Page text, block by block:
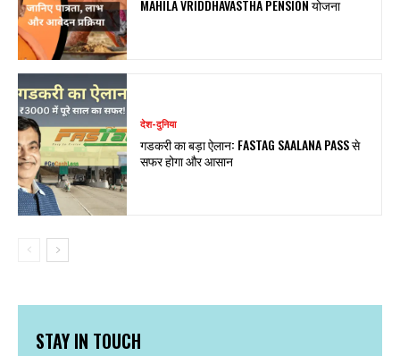
MAHILA VRIDDHAVASTHA PENSION योजना
देश-दुनिया
गडकरी का बड़ा ऐलान: FASTAG SAALANA PASS से
सफर होगा और आसान
STAY IN TOUCH